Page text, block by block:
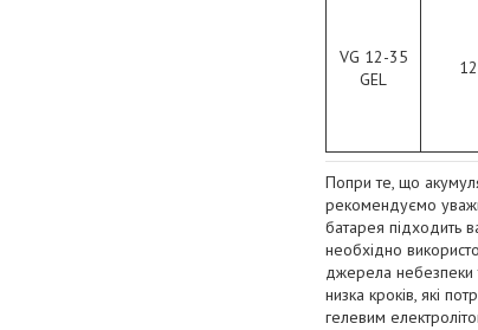
VG 12-35
GEL
12
Попри те, що
рекомендуємо
батарея підходить
необхідно
джерела небезпеки
низка кроків, які
гелевим